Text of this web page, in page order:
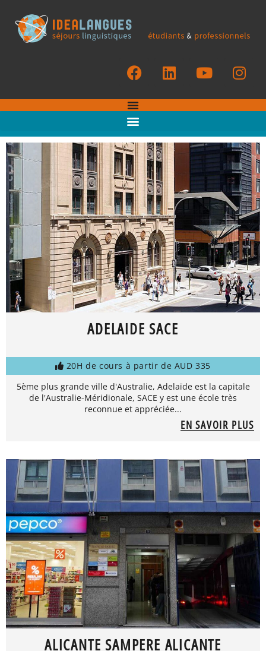
ADELAIDE SACE
20H de cours à partir de AUD 335
5ème plus grande ville d'Australie, Adelaïde est la capitale
de l'Australie-Méridionale, SACE y est une école très
reconnue et appréciée...
EN SAVOIR PLUS
ALICANTE SAMPERE ALICANTE